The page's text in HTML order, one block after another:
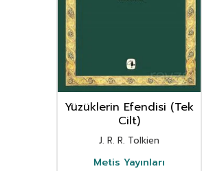
Yüzüklerin Efendisi (Tek
Cilt)
J. R. R. Tolkien
Metis Yayınları